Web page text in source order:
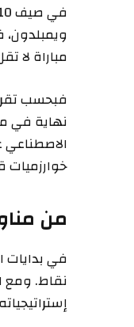
مباراة لا
الاصطناعي
خوارزميات
من
في بدايات
نقاط. ومع